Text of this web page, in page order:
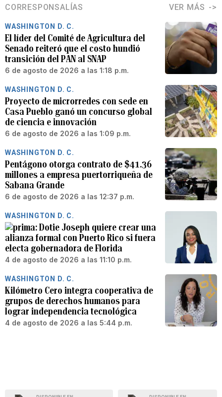
CORRESPONSALÍAS VER MÁS
WASHINGTON D. C.
El líder del Comité de Agricultura del
Senado reiteró que el costo hundió
transición del PAN al SNAP
6 de agosto de 2026 a las 1:18 p.m.
WASHINGTON D. C.
Proyecto de microrredes con sede en
Casa Pueblo ganó un concurso global
de ciencia e innovación
6 de agosto de 2026 a las 1:09 p.m.
WASHINGTON D. C.
Pentágono otorga contrato de $41.36
millones a empresa puertorriqueña de
Sabana Grande
6 de agosto de 2026 a las 12:37 p.m.
WASHINGTON D. C.
Dotie Joseph quiere crear una
alianza formal con Puerto Rico si fuera
electa gobernadora de Florida
4 de agosto de 2026 a las 11:10 p.m.
WASHINGTON D. C.
Kilómetro Cero integra cooperativa de
grupos de derechos humanos para
lograr independencia tecnológica
4 de agosto de 2026 a las 5:44 p.m.